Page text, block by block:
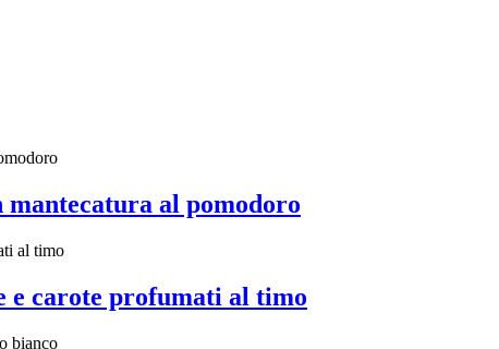
mantecatura al pomodoro
e carote profumati al timo